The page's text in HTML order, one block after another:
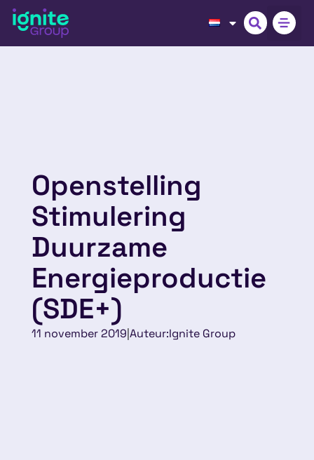
Openstelling
Stimulering
Duurzame
Energieproductie
(SDE+)
11 november 2019 Auteur:Ignite Group